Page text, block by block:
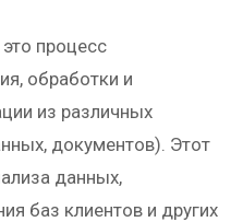
процесс
обработки и
из различных
документов). Этот
данных,
баз клиентов и других